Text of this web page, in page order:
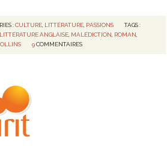
:CULTURE, LITTÉRATURE, PASSIONS
TAGS :
LITTÉRATURE ANGLAISE, MALÉDICTION, ROMAN,
9 COMMENTAIRES